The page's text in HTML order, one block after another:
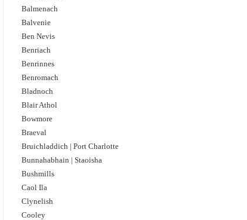
Balmenach
Balvenie
Ben Nevis
Benriach
Benrinnes
Benromach
Bladnoch
Blair Athol
Bowmore
Braeval
Bruichladdich | Port Charlotte
Bunnahabhain | Staoisha
Bushmills
Caol Ila
Clynelish
Cooley